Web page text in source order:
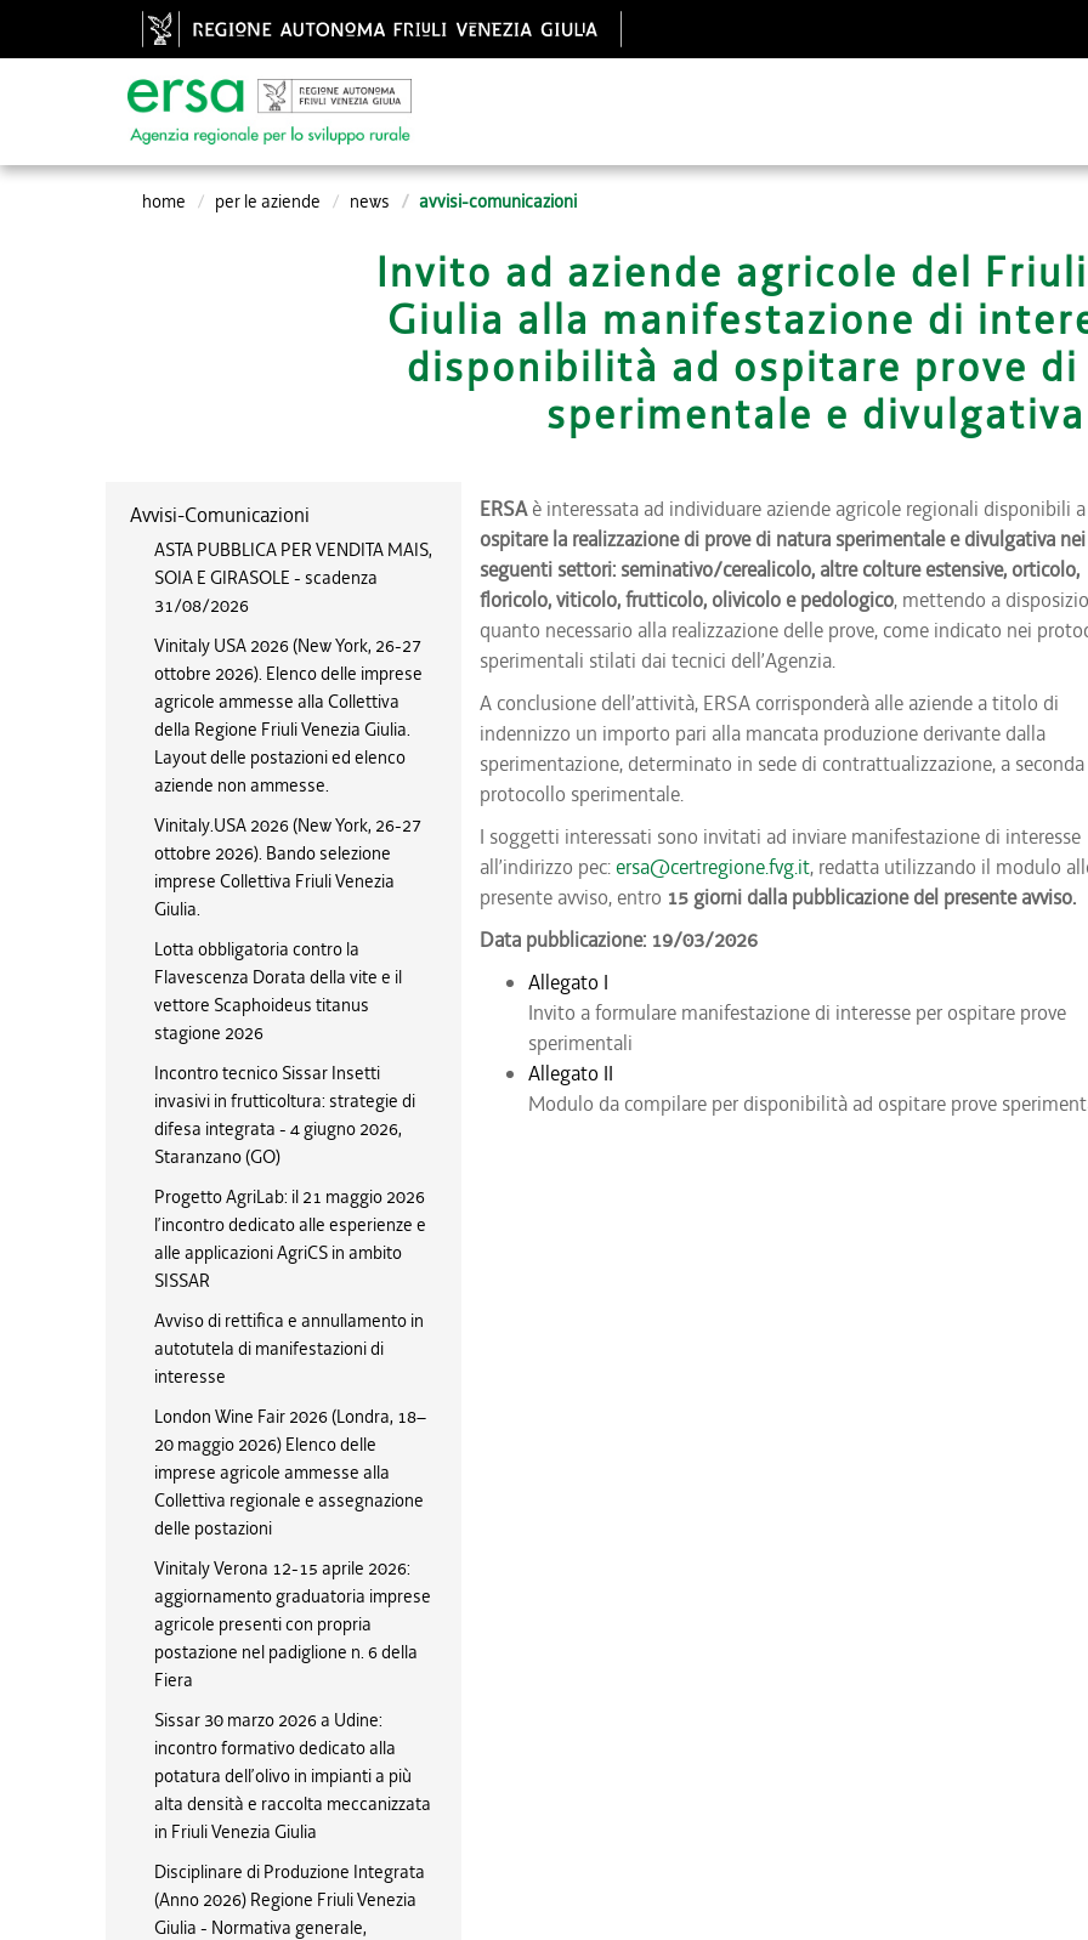
home per le aziende news avvisi-comunicazioni
Invito ad aziende agricole del
Giulia alla manifestazione di
disponibilità ad ospitare prove
sperimentale e divulgativa
Avvisi-Comunicazioni
ASTA PUBBLICA PER VENDITA MAIS,
SOIA E GIRASOLE - scadenza
31/08/2026
Vinitaly USA 2026 (New York, 26-27
ottobre 2026). Elenco delle imprese
agricole ammesse alla Collettiva
della Regione Friuli Venezia Giulia.
Layout delle postazioni ed elenco
aziende non ammesse.
Vinitaly.USA 2026 (New York, 26-27
ottobre 2026). Bando selezione
imprese Collettiva Friuli Venezia
Giulia.
Lotta obbligatoria contro la
Flavescenza Dorata della vite e il
vettore Scaphoideus titanus
stagione 2026
Incontro tecnico Sissar Insetti
invasivi in frutticoltura: strategie di
difesa integrata - 4 giugno 2026,
Staranzano (GO)
Progetto AgriLab: il 21 maggio 2026
l’incontro dedicato alle esperienze e
alle applicazioni AgriCS in ambito
SISSAR
Avviso di rettifica e annullamento in
autotutela di manifestazioni di
interesse
London Wine Fair 2026 (Londra, 18–
20 maggio 2026) Elenco delle
imprese agricole ammesse alla
Collettiva regionale e assegnazione
delle postazioni
Vinitaly Verona 12-15 aprile 2026:
aggiornamento graduatoria imprese
agricole presenti con propria
postazione nel padiglione n. 6 della
Fiera
Sissar 30 marzo 2026 a Udine:
incontro formativo dedicato alla
potatura dell’olivo in impianti a più
alta densità e raccolta meccanizzata
in Friuli Venezia Giulia
Disciplinare di Produzione Integrata
(Anno 2026) Regione Friuli Venezia
Giulia - Normativa generale,
ERSAè interessata ad individuare aziende agricole regionali disponibili a
ospitare la realizzazione di prove di natura sperimentale e divulgativa nei
seguenti settori: seminativo/cerealicolo, altre colture estensive, orticolo,
floricolo, viticolo, frutticolo, olivicolo e pedologico, mettendo a
quanto necessario alla realizzazione delle prove, come indicato nei
sperimentali stilati dai tecnici dell’Agenzia.
A conclusione dell’attività, ERSA corrisponderà alle aziende a titolo di
indennizzo un importo pari alla mancata produzione derivante dalla
sperimentazione, determinato in sede di contrattualizzazione, a
protocollo sperimentale.
I soggetti interessati sono invitati ad inviare manifestazione di interesse
all’indirizzo pec:ersa@certregione.fvg.it, redatta utilizzando il modulo
presente avviso, entro 15 giorni dalla pubblicazione del presente avviso.
Data pubblicazione: 19/03/2026
Allegato I
Invito a formulare manifestazione di interesse per ospitare prove
sperimentali
Allegato II
Modulo da compilare per disponibilità ad ospitare prove